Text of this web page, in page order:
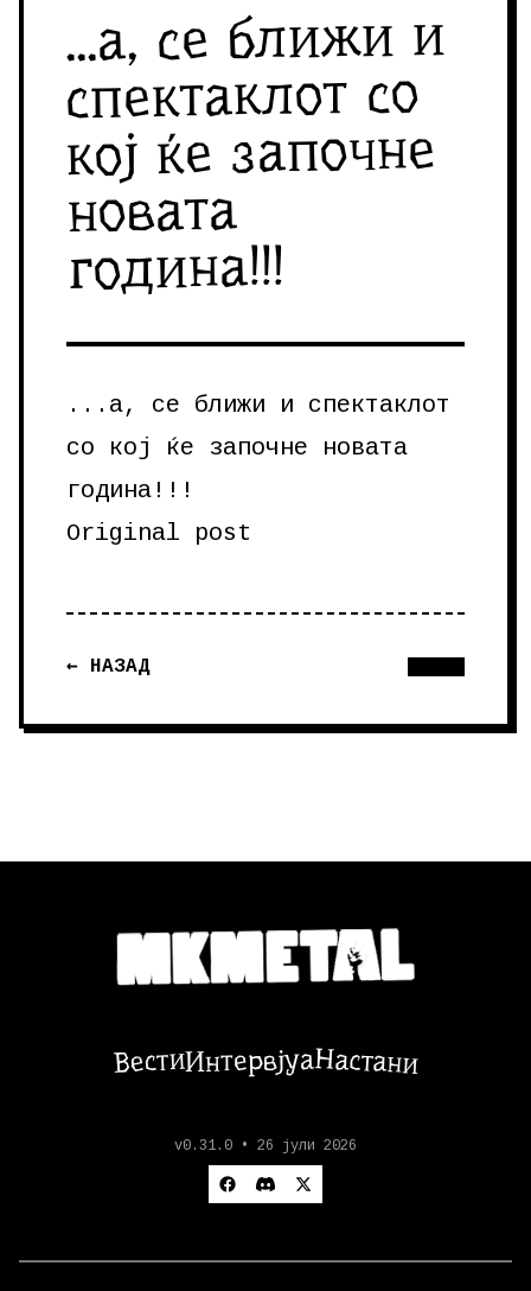
...а, се ближи и
спектаклот со
кој ќе започне
новата
година!!!
...а, се ближи и спектаклот
со кој ќе започне новата
година!!!
Original post
← НАЗАД
ВестиИнтервјуаНастани
v0.31.0 • 26 јули 2026